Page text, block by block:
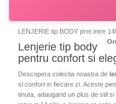
LENJERIE tip BODY pret intre
Lenjerie tip body
pentru confort si
Descopera colectia noastra de
si confort in fiecare zi. Aceste
tinuta, adaugand un plus de stil